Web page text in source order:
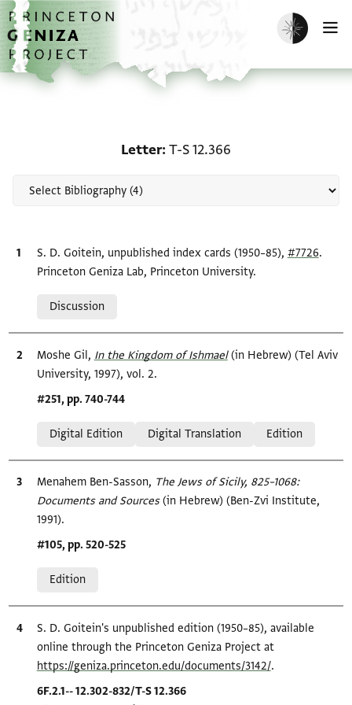
Skip to main content
home
Enable dark
Letter T-S 12.366
Bibliographic citation
S. D. Goitein, unpublished index cards (1950–85), #7726.
Princeton Geniza Lab, Princeton University.
Discussion
Bibliographic citation
Moshe Gil, In the Kingdom of Ishmael‎(in Hebrew) (Tel Aviv
University, 1997), vol. 2.
Location in source
#251, pp. 740-744
Digital Edition
Digital Translation Edition
Bibliographic citation
Menahem Ben-Sasson, The Jews of Sicily, 825–1068:
Documents and Sources‎(in Hebrew) (Ben-Zvi Institute,
1991).
Location in source
#105, pp. 520-525
Edition
Bibliographic citation
S. D. Goitein's unpublished edition (1950–85), available
online through the Princeton Geniza Project at
https://geniza.princeton.edu/documents/3142/.
Location in source
6F.2.1-- 12.302-832/T-S 12.366